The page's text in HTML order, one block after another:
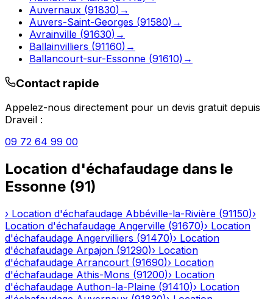
Auvernaux (91830) →
Auvers-Saint-Georges (91580) →
Avrainville (91630) →
Ballainvilliers (91160) →
Ballancourt-sur-Essonne (91610) →
Contact rapide
Appelez-nous directement pour un devis gratuit depuis
Draveil :
09 72 64 99 00
Location d'échafaudage dans le
Essonne (91)
› Location d'échafaudage Abbéville-la-Rivière (91150)›
Location d'échafaudage Angerville (91670)› Location
d'échafaudage Angervilliers (91470)› Location
d'échafaudage Arpajon (91290)› Location
d'échafaudage Arrancourt (91690)› Location
d'échafaudage Athis-Mons (91200)› Location
d'échafaudage Authon-la-Plaine (91410)› Location